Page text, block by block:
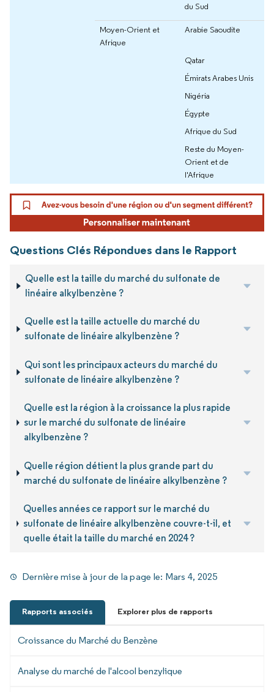
du Sud
Moyen-Orient et
Afrique
Arabie Saoudite
Qatar
Émirats Arabes Unis
Nigéria
Égypte
Afrique du Sud
Reste du Moyen-
Orient et de
l'Afrique
Questions Clés Répondues dans le Rapport
Quelle est la taille du marché du sulfonate de
linéaire alkylbenzène ?
Quelle est la taille actuelle du marché du
sulfonate de linéaire alkylbenzène ?
Qui sont les principaux acteurs du marché du
sulfonate de linéaire alkylbenzène ?
Quelle est la région à la croissance la plus rapide
sur le marché du sulfonate de linéaire
alkylbenzène ?
Quelle région détient la plus grande part du
marché du sulfonate de linéaire alkylbenzène ?
Quelles années ce rapport sur le marché du
sulfonate de linéaire alkylbenzène couvre-t-il, et
quelle était la taille du marché en 2024 ?
Dernière mise à jour de la page le: Mars 4, 2025
Rapports associés Explorer plus de rapports
Croissance du Marché du Benzène
Analyse du marché de l'alcool benzylique